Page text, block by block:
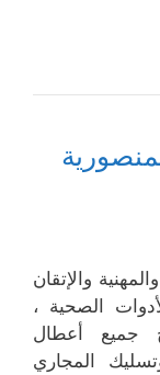
والإتقان
الصحية ،
جميع أعطال
المجاري